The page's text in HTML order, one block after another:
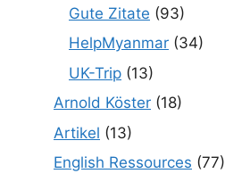
Gute Zitate (93)
HelpMyanmar (34)
UK-Trip (13)
Arnold Köster (18)
Artikel (13)
English Ressources (77)